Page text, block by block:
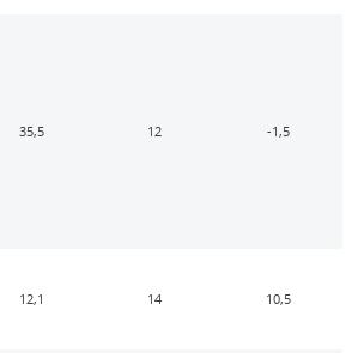
35,5 12 -1,5
12,1 14 10,5